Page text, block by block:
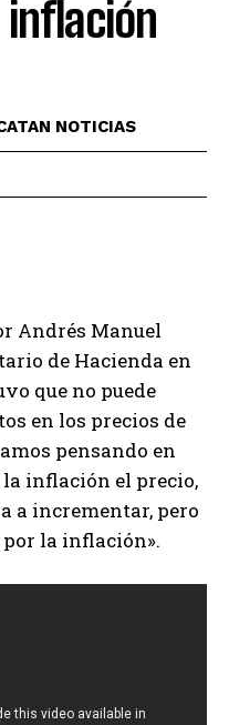
NOTICIAS
Andrés Manuel
de Hacienda en
que no puede
en los precios de
pensando en
inflación el precio,
a incrementar, pero
la inflación».